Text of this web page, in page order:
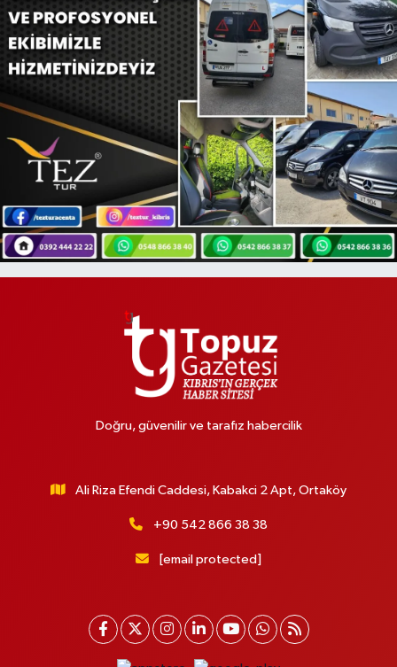
Doğru, güvenilir ve tarafız habercilik
Ali Riza Efendi Caddesi, Kabakci 2 Apt, Ortaköy
+90 542 866 38 38
[email protected]